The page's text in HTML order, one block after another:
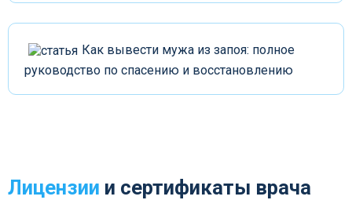
Как вывести мужа из запоя: полное
руководство по спасению и восстановлению
Лицензии и сертификаты врача